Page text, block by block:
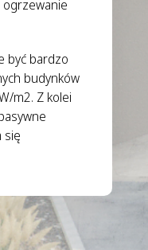
ogrzewanie
być bardzo
budynków
m2. Z kolei
się